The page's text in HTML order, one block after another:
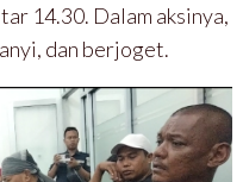
14.30. Dalam aksinya,
dan berjoget.